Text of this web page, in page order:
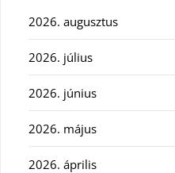
2026. augusztus
2026. július
2026. június
2026. május
2026. április